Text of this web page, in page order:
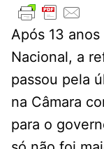
Após 13
Nacional, a
passou pela
na Câmara
para o